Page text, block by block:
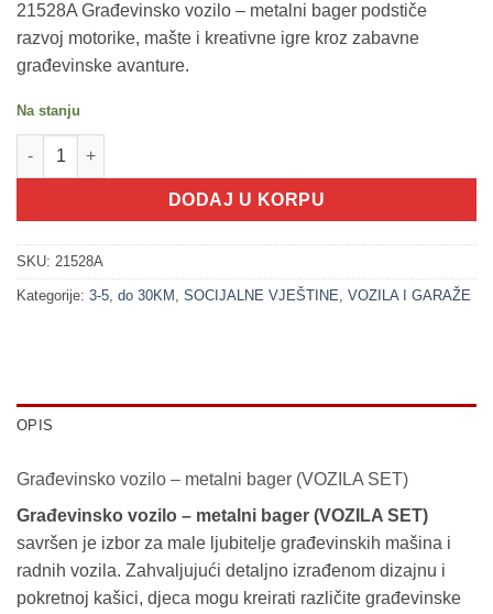
21528A Građevinsko vozilo – metalni bager podstiče
razvoj motorike, mašte i kreativne igre kroz zabavne
građevinske avanture.
Na stanju
200246 Građevinsko vozilo - metalni bager (VOZILA SET)
DODAJ U KORPU
SKU: 21528A
Kategorije: 3-5 do 30KM SOCIJALNE VJEŠTINE VOZILA I GARAŽE
OPIS
Građevinsko vozilo – metalni bager (VOZILA SET)
Građevinsko vozilo – metalni bager (VOZILA SET)
savršen je izbor za male ljubitelje građevinskih mašina i
radnih vozila. Zahvaljujući detaljno izrađenom dizajnu i
pokretnoj kašici, djeca mogu kreirati različite građevinske